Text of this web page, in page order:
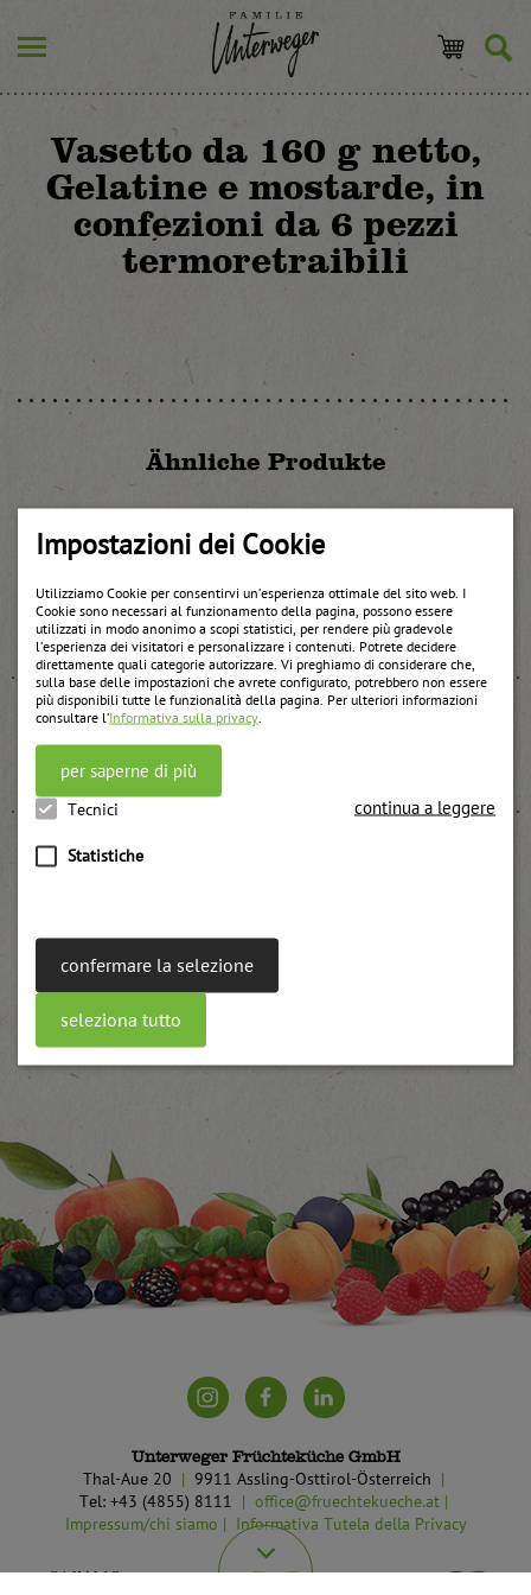
Impostazioni dei Cookie
Utilizziamo Cookie per consentirvi un’esperienza ottimale del sito web. I
Cookie sono necessari al funzionamento della pagina, possono essere
utilizzati in modo anonimo a scopi statistici, per rendere più gradevole
l’esperienza dei visitatori e personalizzare i contenuti. Potrete decidere
direttamente quali categorie autorizzare. Vi preghiamo di considerare che,
sulla base delle impostazioni che avrete configurato, potrebbero non essere
più disponibili tutte le funzionalità della pagina. Per ulteriori informazioni
consultare l’Informativa sulla privacy
per saperne di più
Tecnici
Statistiche
continua a leggere
confermare la selezione
seleziona tutto
Vasetto da 160 g netto,
Gelatine e mostarde, in
confezioni da 6 pezzi
termoretraibili
Ähnliche Produkte
Sciroppo di fiori di sambuco
weitere Informationen
weitere Informationen
weitere Informationen
Unterweger Früchteküche GmbH
Thal-Aue 20
9911 Assling-Osttirol-Österreich
Tel: +43 (4855) 8111
office@fruechtekueche.at
Impressum/chi siamo
Informativa Tutela della Privacy